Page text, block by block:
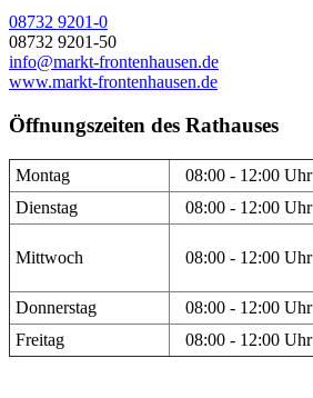
08732 9201-0
08732 9201-50
info@markt-frontenhausen.de
www.markt-frontenhausen.de
Öffnungszeiten des Rathauses
Montag 08:00 - 12:00 Uhr
Dienstag
08:00 - 12:00 Uhr
Mittwoch 08:00 - 12:00 Uhr
Donnerstag 08:00 - 12:00 Uhr
Freitag
08:00 - 12:00 Uhr